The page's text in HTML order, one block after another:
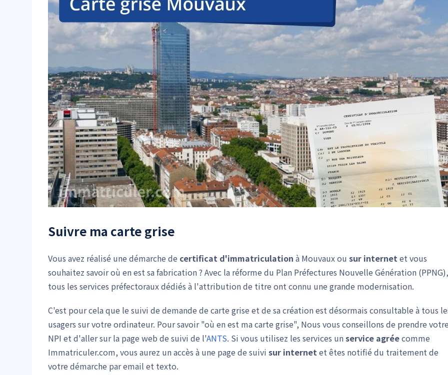
Suivre ma carte grise
Vous avez réalisé une démarche de certificat d'immatriculation à Mouvaux ou sur internet et vous
souhaitez savoir où en est sa fabrication ? Avec la réforme du Plan Préfectures Nouvelle Génération (PPNG),
tous les services préfectoraux dédiés à l'attribution de titre ont connu une grande modernisation.
C'est pour cela que le suivi de demande de carte grise et de sa création est désormais consultable à tous
usagers sur votre ordinateur. Pour savoir "où en est ma carte grise", Nous vous conseillons de prendre votre
NPI et d'aller sur la page web de suivi de l'ANTS. Si vous utilisez les services unservice agréecomme
Immatriculer.com, vous aurez un accès à une page de suivi sur internet et êtes notifié du traitement de
votre démarche par email et texto.